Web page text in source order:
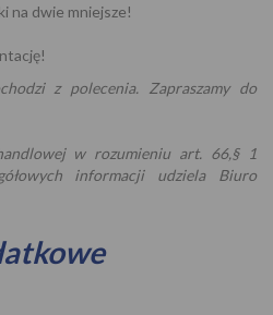
na dwie mniejsze!
z polecenia. Zapraszamy do
w rozumieniu art. 66,§ 1
informacji udziela Biuro